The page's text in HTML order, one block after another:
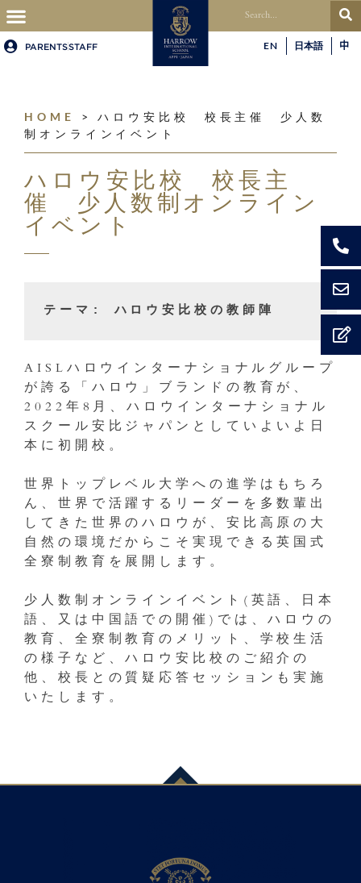
PARENTSSTAFF EN 日本語 中
HOME >ハロウ安比校 校長主催 少人数
制オンラインイベント
ハロウ安比校 校長主
催 少人数制オンライン
イベント
テーマ: ハロウ安比校の教師陣
AISLハロウインターナショナルグループ
が誇る「ハロウ」ブランドの教育が、
2022年8月、ハロウインターナショナル
スクール安比ジャパンとしていよいよ日
本に初開校。
世界トップレベル大学への進学はもちろ
ん、世界で活躍するリーダーを多数輩出
してきた世界のハロウが、安比高原の大
自然の環境だからこそ実現できる英国式
全寮制教育を展開します。
少人数制オンラインイベント(英語、日本
語、又は中国語での開催)では、ハロウの
教育、全寮制教育のメリット、学校生活
の様子など、ハロウ安比校のご紹介の
他、校長との質疑応答セッションも実施
いたします。